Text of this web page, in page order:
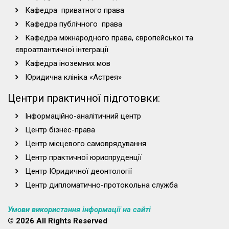
людини, громадянина України (032.00.02 Історія
та археологія)
Українські студії. Змістовий модуль: Права
людини, громадянина України (023.00.02
Цифрове етномистецтво)
Українські студії. Змістовий модуль: Права
людини, громадянина України (029.00.02
Українські студії. Змістовий модуль: Права
Початкова освіта)
Українські студії. Змістовий модуль:
Громадянське суспільство та права
громадянина України (061.00.02 Реклама і
зв'язки з громадськістю)
Українські студії. Змістовий модуль:
Громадянське суспільство та права
справа та редагування)
Українські студії: Права людини, громадянина
Кафедра приватного права
Кафедра публічного права
Кафедра міжнародного права, європейської та
євроатлантичної інтеграції
Кафедра іноземних мов
Юридична клініка «Астрея»
Центри практичної підготовки:
Інформаційно-аналітичний центр
Центр бізнес-права
Центр місцевого самоврядування
Центр практичної юриспруденції
Центр Юридичної деонтології
Центр дипломатично-протокольна служба
Умови використання інформації на сайті
© 2026 All Rights Reserved